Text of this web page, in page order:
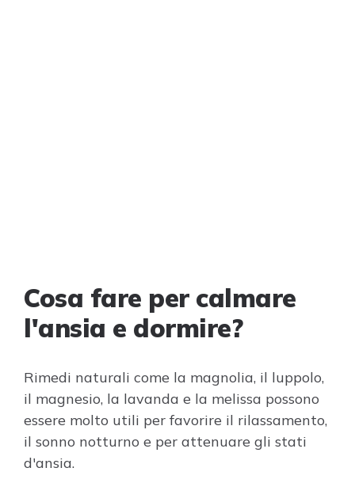
Cosa fare per calmare
l'ansia e dormire?
Rimedi naturali come la magnolia, il luppolo,
il magnesio, la lavanda e la melissa possono
essere molto utili per favorire il rilassamento,
il sonno notturno e per attenuare gli stati
d'ansia.